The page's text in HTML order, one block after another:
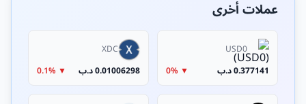
عملات أخرى
USD0
0.377141 د.ب
▼ 0%
XDC
0.01006298 د.ب
▼ 0.1%